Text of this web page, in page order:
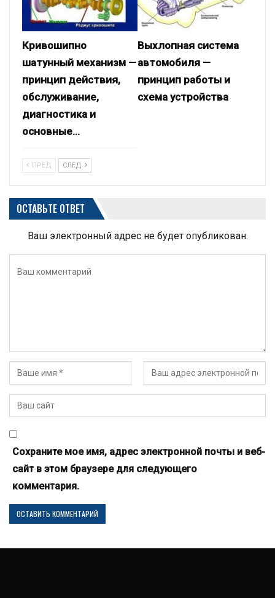
Кривошипно
шатунный механизм —
принцип действия,
обслуживание,
диагностика и
основные…
Выхлопная система
автомобиля —
принцип работы и
схема устройства
ПРЕД СЛЕД
ОСТАВЬТЕ ОТВЕТ
Ваш электронный адрес не будет опубликован.
Сохраните мое имя, адрес электронной почты и веб-
сайт в этом браузере для следующего
комментария.